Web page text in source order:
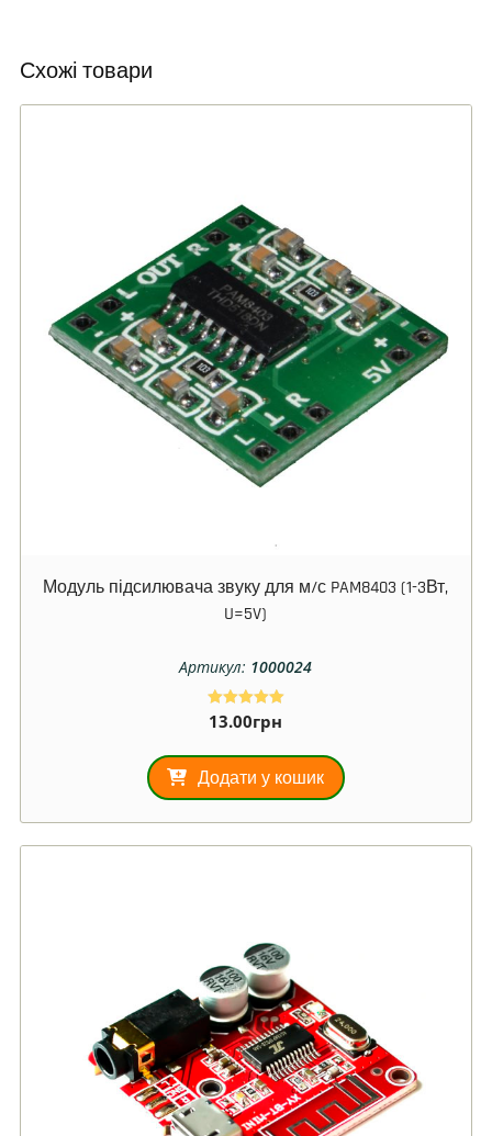
Схожі товари
Модуль підсилювача звуку для м/с PAM8403 (1-3Вт,
U=5V)
Артикул: 1000024
Оцінено в
5.00
13.00грн
Додати у кошик